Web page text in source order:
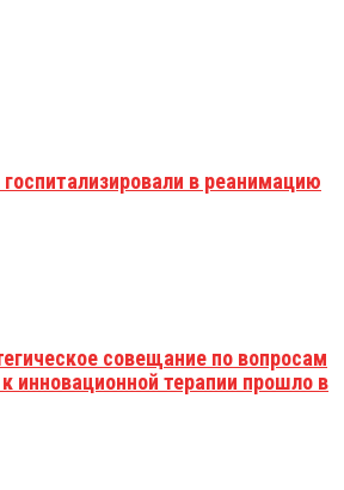
в реанимацию
совещание по вопросам
инновационной терапии прошло в